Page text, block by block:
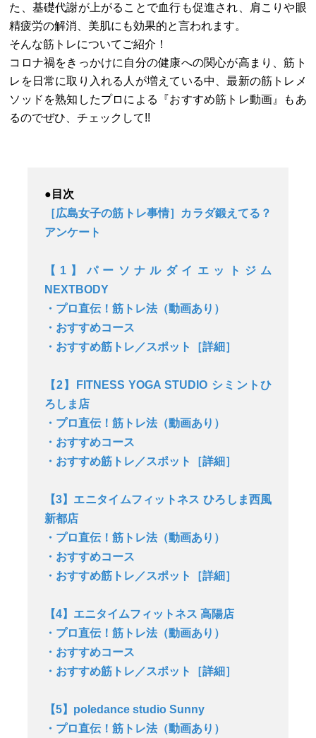
た、基礎代謝が上がることで血行も促進され、肩こりや眼
精疲労の解消、美肌にも効果的と言われます。
そんな筋トレについてご紹介！
コロナ禍をきっかけに自分の健康への関心が高まり、筋ト
レを日常に取り入れる人が増えている中、最新の筋トレメ
ソッドを熟知したプロによる『おすすめ筋トレ動画』もあ
るのでぜひ、チェックして!!
●目次
［広島女子の筋トレ事情］カラダ鍛えてる？
アンケート
【1】パーソナルダイエットジム
NEXTBODY
・プロ直伝！筋トレ法（動画あり）
・おすすめコース
・おすすめ筋トレ／スポット［詳細］
【2】FITNESS YOGA STUDIO シミントひ
ろしま店
・プロ直伝！筋トレ法（動画あり）
・おすすめコース
・おすすめ筋トレ／スポット［詳細］
【3】エニタイムフィットネス ひろしま西風
新都店
・プロ直伝！筋トレ法（動画あり）
・おすすめコース
・おすすめ筋トレ／スポット［詳細］
【4】エニタイムフィットネス 高陽店
・プロ直伝！筋トレ法（動画あり）
・おすすめコース
・おすすめ筋トレ／スポット［詳細］
【5】poledance studio Sunny
・プロ直伝！筋トレ法（動画あり）